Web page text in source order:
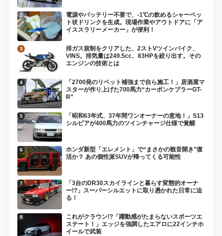
電源やバッテリー不要で、-1℃の飲めるシャーベッ
ト状ドリンクを生成。現場作業やアウトドアに「ア
イススラリーメーカー」が便利！
排ガス規制をクリアした、2ストVツインバイク、
VINS。排気量は249.5cc、83HPを絞り出す。その
エンジンの技術とは
「2700発のリベット補強まで自ら施工！」居酒屋マ
スターが作り上げた700馬力“カーボンケブラーGT-
R”
「昭和63年式、37年間ワンオーナーの意地！」S13
シルビアが400馬力のツインチャージ仕様で覚醒
ホンダ新型「エレメント」で“まさかの観音開き”復
活か？ あの個性派SUVが帰ってくる可能性
「3台のDR30スカイラインと暮らす変態的オーナ
ー!?」スーパーシルエットに取り憑かれた日常に迫
る！
これがクラウン!?「躍動感がたまらないスポーツエ
ステート！」エッジを強調したエアロに22インチホ
イールで武装